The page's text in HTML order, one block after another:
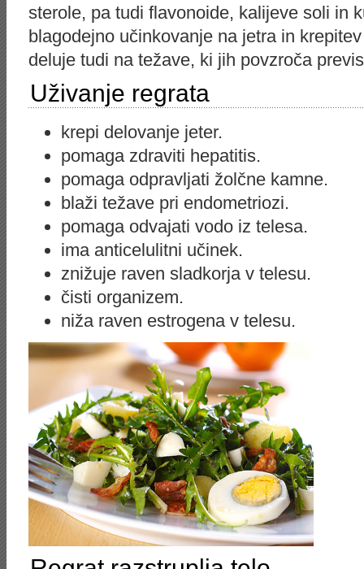
sterole, pa tudi flavonoide, kalijeve soli in
blagodejno učinkovanje na jetra in
deluje tudi na težave, ki jih povzroča
Uživanje regrata
krepi delovanje jeter.
pomaga zdraviti hepatitis.
pomaga odpravljati žolčne kamne.
blaži težave pri endometriozi.
pomaga odvajati vodo iz telesa.
ima anticelulitni učinek.
znižuje raven sladkorja v telesu.
čisti organizem.
niža raven estrogena v telesu.